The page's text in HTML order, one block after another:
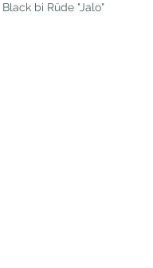
Black bi Rüde "Jalo"